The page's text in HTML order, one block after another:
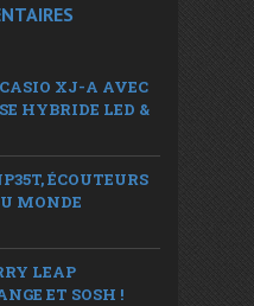
XJ-A AVEC
HYBRIDE LED &
ÉCOUTEURS
MONDE
LEAP
ET SOSH !